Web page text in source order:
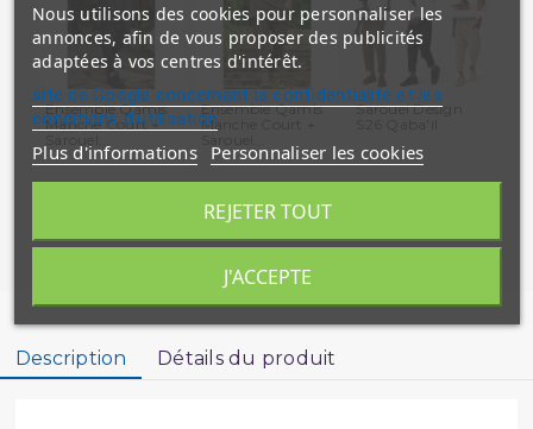
Ensemble Qamis
Manche Court +
Ensemble Qamis
Manche Court +
Sarouel Design
Description Détails du produit
Nous utilisons des cookies pour personnaliser les
annonces, afin de vous proposer des publicités
adaptées à vos centres d'intérêt.
site de Google concernant la confidentialité et les
conditions d'utilisation
Plus d'informations Personnaliser les cookies
REJETER TOUT
J'ACCEPTE